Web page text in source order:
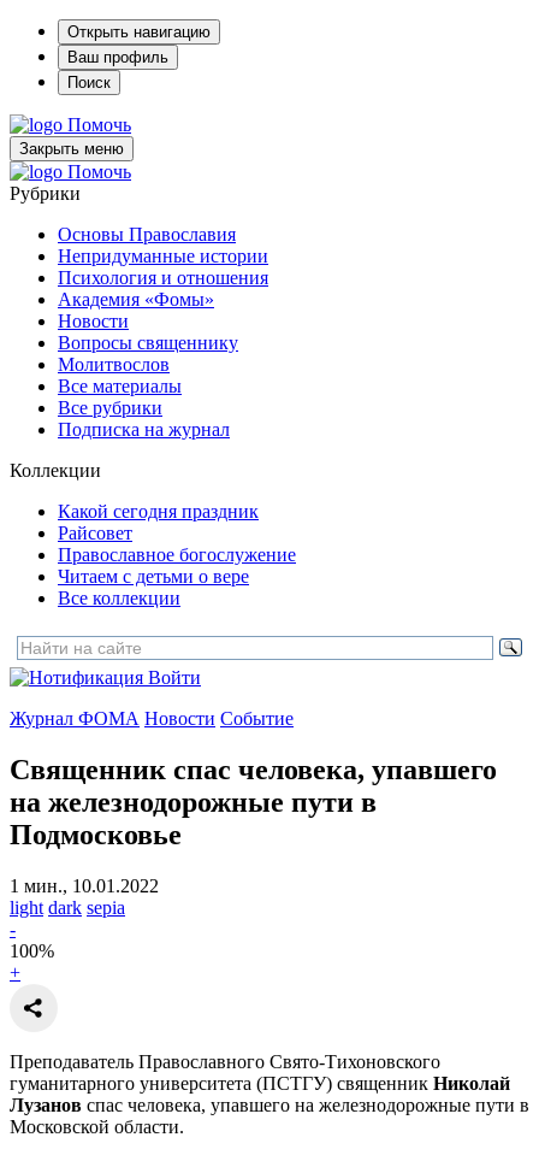
Открыть навигацию
Ваш профиль
Поиск
Помочь
Закрыть меню
Помочь
Рубрики
Основы Православия
Непридуманные истории
Психология и отношения
Академия «Фомы»
Новости
Вопросы священнику
Молитвослов
Все материалы
Все рубрики
Подписка на журнал
Коллекции
Какой сегодня праздник
Райсовет
Православное богослужение
Читаем с детьми о вере
Все коллекции
Войти
Журнал ФОМА Новости Событие
Священник спас человека, упавшего
на железнодорожные пути в
Подмосковье
1 мин., 10.01.2022
light dark sepia
-
100%
+
Преподаватель Православного Свято-Тихоновского
гуманитарного университета (ПСТГУ) священник Николай
Лузанов спас человека, упавшего на железнодорожные пути в
Московской области.